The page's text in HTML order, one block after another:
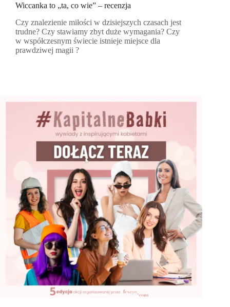
Wiccanka to „ta, co wie” – recenzja
Czy znalezienie miłości w dzisiejszych czasach jest
trudne? Czy stawiamy zbyt duże wymagania? Czy
w współczesnym świecie istnieje miejsce dla
prawdziwej magii ?